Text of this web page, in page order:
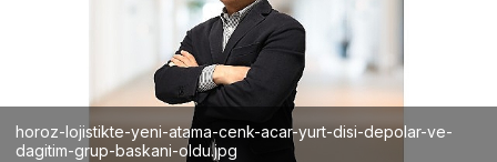
horoz-lojistikte-yeni-atama-cenk-acar-yurt-disi-depolar-ve-
dagitim-grup-baskani-oldu.jpg